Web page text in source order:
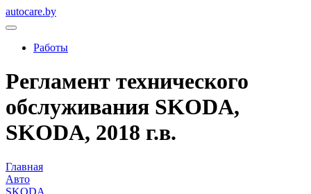
autocare.by
Работы
Регламент технического
обслуживания SKODA,
SKODA, 2018 г.в.
Главная
Авто
SKODA